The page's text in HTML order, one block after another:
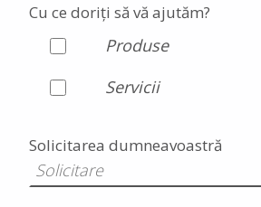
Cu ce doriți să vă ajutăm?
Produse
Servicii
Solicitarea dumneavoastră